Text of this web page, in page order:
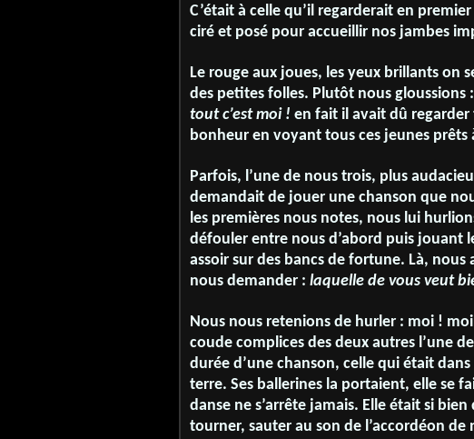
C’était à celle qu’il regarderait en
ciré et posé pour accueillir nos jambes
Le rouge aux joues, les yeux brillants on
des petites folles. Plutôt nous gloussions :
tout c’est moi ! en fait il avait dû
bonheur en voyant tous ces jeunes
Parfois, l’une de nous trois, plus
demandait de jouer une chanson que
les premières nous notes, nous lui
défouler entre nous d’abord puis jouant
assoir sur des bancs de fortune. Là,
nous demander : laquelle de vous veut
Nous nous retenions de hurler : moi !
coude complices des deux autres l’une
durée d’une chanson, celle qui était
terre. Ses ballerines la portaient, elle se
danse ne s’arrête jamais. Elle était si
tourner, sauter au son de l’accordéon